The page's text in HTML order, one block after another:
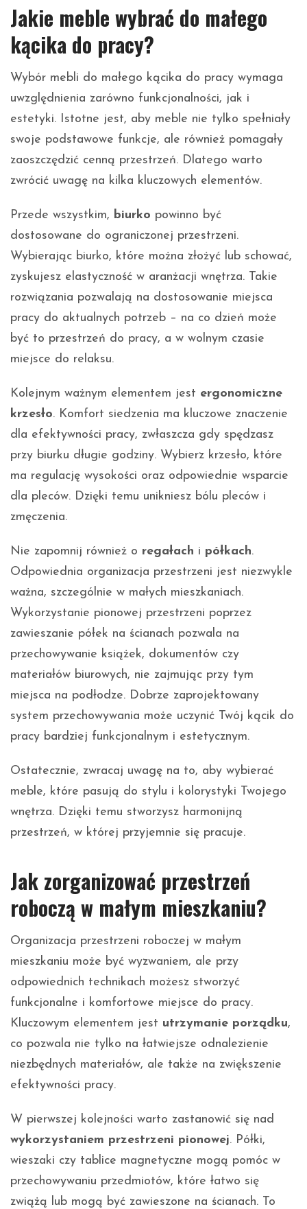
Jakie meble wybrać do małego
kącika do pracy?
Wybór mebli do małego kącika do pracy wymaga
uwzględnienia zarówno funkcjonalności, jak i
estetyki. Istotne jest, aby meble nie tylko spełniały
swoje podstawowe funkcje, ale również pomagały
zaoszczędzić cenną przestrzeń. Dlatego warto
zwrócić uwagę na kilka kluczowych elementów.
Przede wszystkim, biurko powinno być
dostosowane do ograniczonej przestrzeni.
Wybierając biurko, które można złożyć lub schować,
zyskujesz elastyczność w aranżacji wnętrza. Takie
rozwiązania pozwalają na dostosowanie miejsca
pracy do aktualnych potrzeb – na co dzień może
być to przestrzeń do pracy, a w wolnym czasie
miejsce do relaksu.
Kolejnym ważnym elementem jest ergonomiczne
krzesło. Komfort siedzenia ma kluczowe znaczenie
dla efektywności pracy, zwłaszcza gdy spędzasz
przy biurku długie godziny. Wybierz krzesło, które
ma regulację wysokości oraz odpowiednie wsparcie
dla pleców. Dzięki temu unikniesz bólu pleców i
zmęczenia.
Nie zapomnij również o regałach i półkach.
Odpowiednia organizacja przestrzeni jest niezwykle
ważna, szczególnie w małych mieszkaniach.
Wykorzystanie pionowej przestrzeni poprzez
zawieszanie półek na ścianach pozwala na
przechowywanie książek, dokumentów czy
materiałów biurowych, nie zajmując przy tym
miejsca na podłodze. Dobrze zaprojektowany
system przechowywania może uczynić Twój kącik do
pracy bardziej funkcjonalnym i estetycznym.
Ostatecznie, zwracaj uwagę na to, aby wybierać
meble, które pasują do stylu i kolorystyki Twojego
wnętrza. Dzięki temu stworzysz harmonijną
przestrzeń, w której przyjemnie się pracuje.
Jak zorganizować przestrzeń
roboczą w małym mieszkaniu?
Organizacja przestrzeni roboczej w małym
mieszkaniu może być wyzwaniem, ale przy
odpowiednich technikach możesz stworzyć
funkcjonalne i komfortowe miejsce do pracy.
Kluczowym elementem jest utrzymanie porządku,
co pozwala nie tylko na łatwiejsze odnalezienie
niezbędnych materiałów, ale także na zwiększenie
efektywności pracy.
W pierwszej kolejności warto zastanowić się nad
wykorzystaniem przestrzeni pionowej. Półki,
wieszaki czy tablice magnetyczne mogą pomóc w
przechowywaniu przedmiotów, które łatwo się
zwiążą lub mogą być zawieszone na ścianach. To